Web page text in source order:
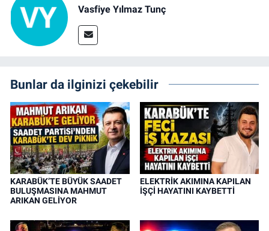
Vasfiye Yılmaz Tunç
Bunlar da ilginizi çekebilir
KARABÜK’TE BÜYÜK SAADET
BULUŞMASINA MAHMUT
ARIKAN GELİYOR
ELEKTRİK AKIMINA KAPILAN
İŞÇİ HAYATINI KAYBETTİ